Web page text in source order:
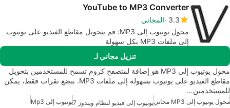
YouTube to MP3 Converter
3.3 المجاني
محول يوتيوب إلى MP3: قم بتحويل مقاطع الفيديو على يوتيوب
إلى ملفات MP3 بكل سهولة
تنزيل مجاني لـ
محول يوتيوب إلى MP3 هو إضافة لمتصفح كروم تسمح للمستخدمين بتحويل
مقاطع الفيديو على يوتيوب بسهولة إلى ملفات MP3. ببضع نقرات فقط، يمكن
للمستخدمين…
محول يوتيوب إلى MP3 مجاني يوتيوب إلى فيديو لنظام ويندوز 7
يوتيوب إلى Mp3